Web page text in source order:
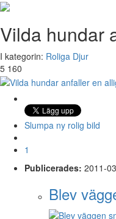
Vilda hundar
I kategorin: Roliga Djur
5 160
Slumpa ny rolig bild
1
Publicerades: 2011-
Blev